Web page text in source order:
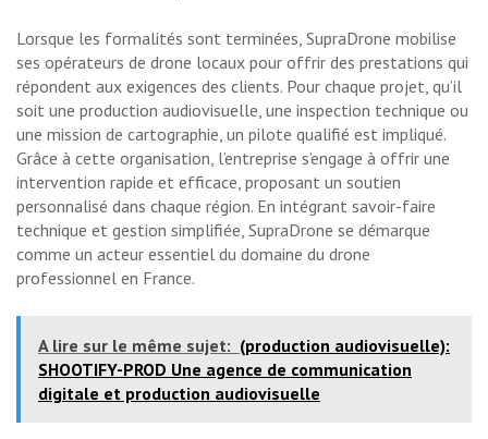
Lorsque les formalités sont terminées, SupraDrone mobilise
ses opérateurs de drone locaux pour offrir des prestations qui
répondent aux exigences des clients. Pour chaque projet, qu’il
soit une production audiovisuelle, une inspection technique ou
une mission de cartographie, un pilote qualifié est impliqué.
Grâce à cette organisation, l’entreprise s’engage à offrir une
intervention rapide et efficace, proposant un soutien
personnalisé dans chaque région. En intégrant savoir-faire
technique et gestion simplifiée, SupraDrone se démarque
comme un acteur essentiel du domaine du drone
professionnel en France.
A lire sur le même sujet: (production audiovisuelle):
SHOOTIFY-PROD Une agence de communication
digitale et production audiovisuelle